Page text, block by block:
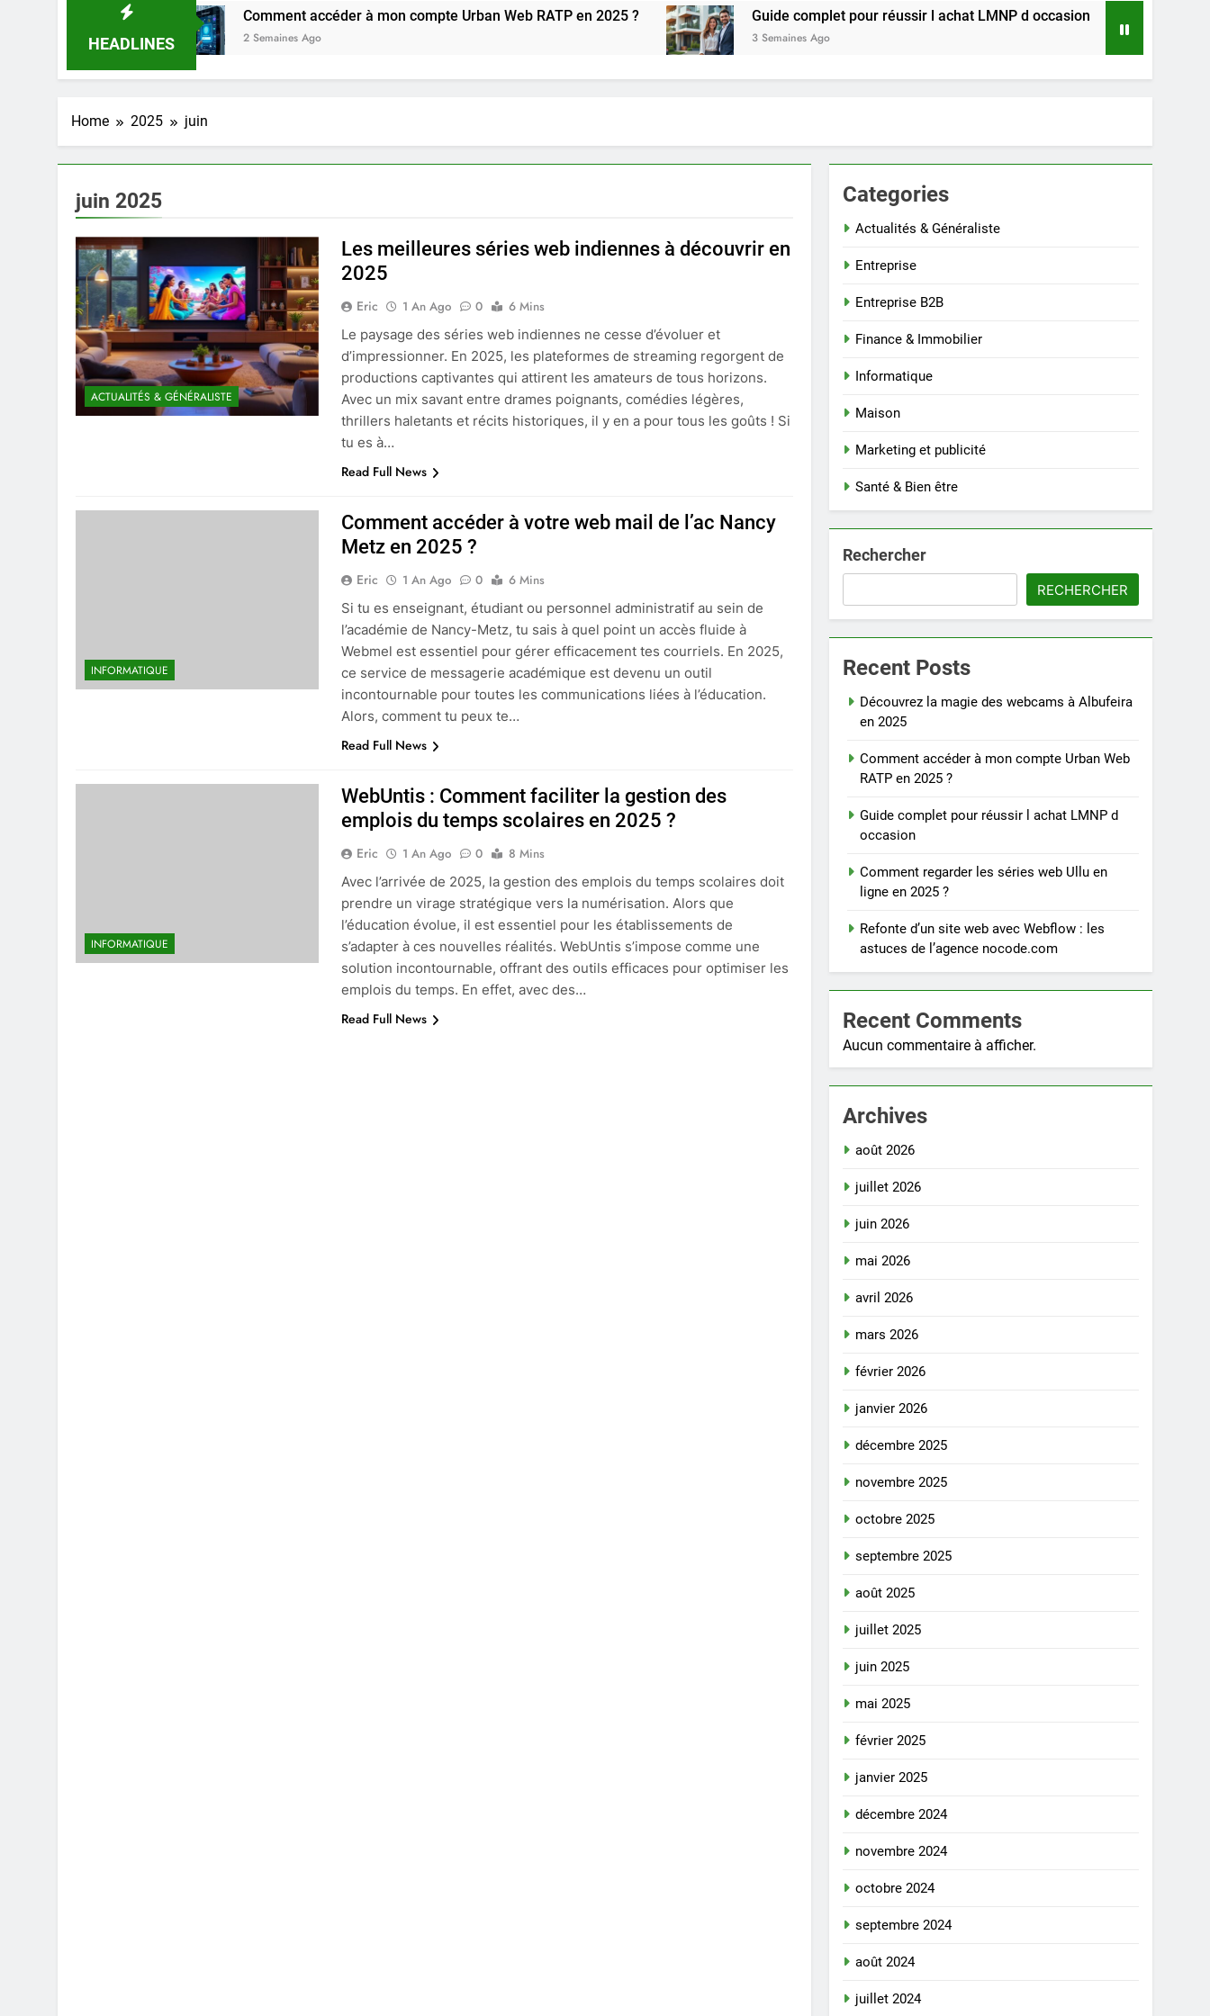
HEADLINES
Comment accéder à mon compte Urban Web RATP en 2025 ?
2 Semaines Ago
Guide complet pour réussir l achat LMNP d occasion
3 Semaines Ago
Home 2025 juin
juin 2025
ACTUALITÉS & GÉNÉRALISTE
Les meilleures séries web indiennes à découvrir en
2025
Eric 1 An Ago 0
6 Mins
Le paysage des séries web indiennes ne cesse d’évoluer et
d’impressionner. En 2025, les plateformes de streaming regorgent de
productions captivantes qui attirent les amateurs de tous horizons.
Avec un mix savant entre drames poignants, comédies légères,
thrillers haletants et récits historiques, il y en a pour tous les goûts ! Si
tu es à…
Read Full News
INFORMATIQUE
Comment accéder à votre web mail de l’ac Nancy
Metz en 2025 ?
Eric 1 An Ago 0
6 Mins
Si tu es enseignant, étudiant ou personnel administratif au sein de
l’académie de Nancy-Metz, tu sais à quel point un accès fluide à
Webmel est essentiel pour gérer efficacement tes courriels. En 2025,
ce service de messagerie académique est devenu un outil
incontournable pour toutes les communications liées à l’éducation.
Alors, comment tu peux te…
Read Full News
INFORMATIQUE
WebUntis : Comment faciliter la gestion des
emplois du temps scolaires en 2025 ?
Eric 1 An Ago 0
8 Mins
Avec l’arrivée de 2025, la gestion des emplois du temps scolaires doit
prendre un virage stratégique vers la numérisation. Alors que
l’éducation évolue, il est essentiel pour les établissements de
s’adapter à ces nouvelles réalités. WebUntis s’impose comme une
solution incontournable, offrant des outils efficaces pour optimiser les
emplois du temps. En effet, avec des…
Read Full News
Categories
Actualités & Généraliste
Entreprise
Entreprise B2B
Finance & Immobilier
Informatique
Maison
Marketing et publicité
Santé & Bien être
Rechercher
RECHERCHER
Recent Posts
Découvrez la magie des webcams à Albufeira
en 2025
Comment accéder à mon compte Urban Web
RATP en 2025 ?
Guide complet pour réussir l achat LMNP d
occasion
Comment regarder les séries web Ullu en
ligne en 2025 ?
Refonte d’un site web avec Webflow : les
astuces de l’agence nocode.com
Recent Comments
Aucun commentaire à afficher.
Archives
août 2026
juillet 2026
juin 2026
mai 2026
avril 2026
mars 2026
février 2026
janvier 2026
décembre 2025
novembre 2025
octobre 2025
septembre 2025
août 2025
juillet 2025
juin 2025
mai 2025
février 2025
janvier 2025
décembre 2024
novembre 2024
octobre 2024
septembre 2024
août 2024
juillet 2024